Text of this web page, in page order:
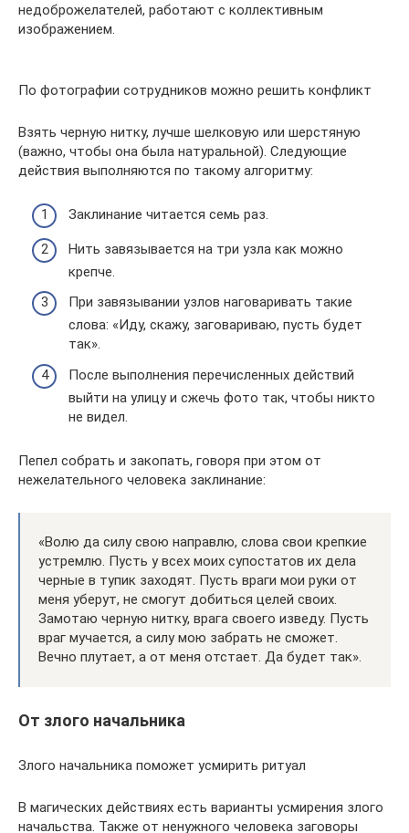
недоброжелателей, работают с коллективным
изображением.
По фотографии сотрудников можно решить конфликт
Взять черную нитку, лучше шелковую или шерстяную
(важно, чтобы она была натуральной). Следующие
действия выполняются по такому алгоритму:
Заклинание читается семь раз.
Нить завязывается на три узла как можно
крепче.
При завязывании узлов наговаривать такие
слова: «Иду, скажу, заговариваю, пусть будет
так».
После выполнения перечисленных действий
выйти на улицу и сжечь фото так, чтобы никто
не видел.
Пепел собрать и закопать, говоря при этом от
нежелательного человека заклинание:
«Волю да силу свою направлю, слова свои крепкие
устремлю. Пусть у всех моих супостатов их дела
черные в тупик заходят. Пусть враги мои руки от
меня уберут, не смогут добиться целей своих.
Замотаю черную нитку, врага своего изведу. Пусть
враг мучается, а силу мою забрать не сможет.
Вечно плутает, а от меня отстает. Да будет так».
От злого начальника
Злого начальника поможет усмирить ритуал
В магических действиях есть варианты усмирения злого
начальства. Также от ненужного человека заговоры